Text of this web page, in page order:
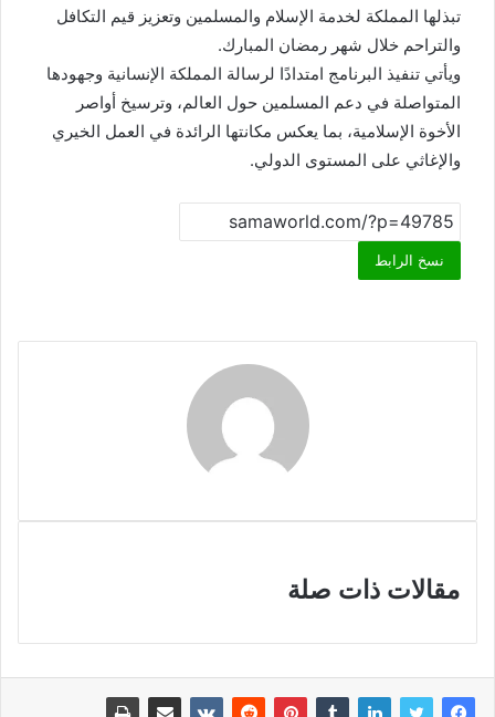
تبذلها المملكة لخدمة الإسلام والمسلمين وتعزيز قيم التكافل
والتراحم خلال شهر رمضان المبارك.
ويأتي تنفيذ البرنامج امتدادًا لرسالة المملكة الإنسانية وجهودها
المتواصلة في دعم المسلمين حول العالم، وترسيخ أواصر
الأخوة الإسلامية، بما يعكس مكانتها الرائدة في العمل الخيري
والإغاثي على المستوى الدولي.​
نسخ الرابط
مقالات ذات صلة